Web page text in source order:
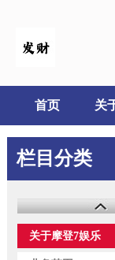
首页
栏目分类
关于摩登7娱乐